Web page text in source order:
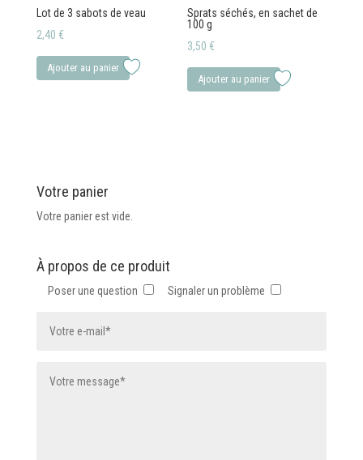
Lot de 3 sabots de veau
2,40 €
Ajouter au panier
Sprats séchés, en sachet de
100 g
3,50 €
Ajouter au panier
Votre panier
Votre panier est vide.
À propos de ce produit
Poser une question Signaler un problème